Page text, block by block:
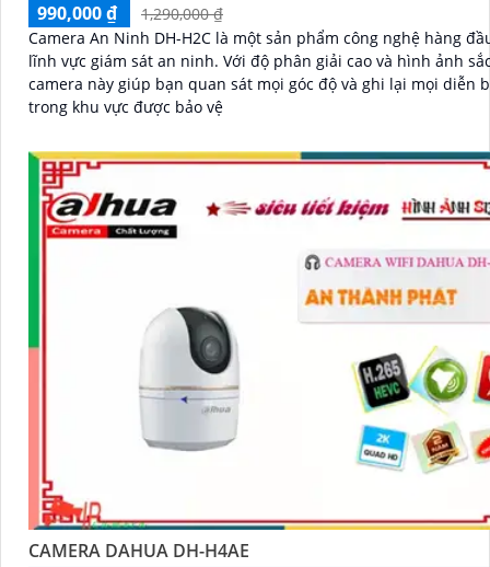
990,000 ₫
1,290,000 ₫
Camera An Ninh DH-H2C là một sản phẩm công nghệ hàng
lĩnh vực giám sát an ninh. Với độ phân giải cao và hình ảnh sắc nét,
camera này giúp bạn quan sát mọi góc độ và ghi lại mọi diễn
trong khu vực được bảo vệ
CAMERA DAHUA DH-H4AE